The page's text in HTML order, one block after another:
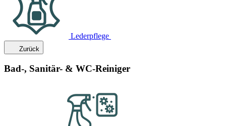
Lederpflege
Zurück
Bad-, Sanitär- & WC-Reiniger